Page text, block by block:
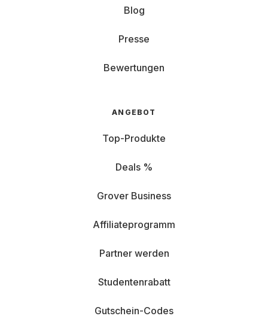
Blog
Presse
Bewertungen
ANGEBOT
Top-Produkte
Deals %
Grover Business
Affiliateprogramm
Partner werden
Studentenrabatt
Gutschein-Codes